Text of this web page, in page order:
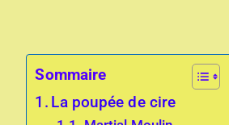
Sommaire
La poupée de cire